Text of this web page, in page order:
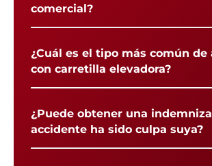
comercial?
¿Cuál es el tipo más común de
con carretilla elevadora?
¿Puede obtener una
accidente ha sido culpa suya?